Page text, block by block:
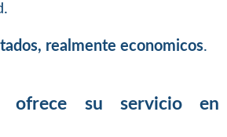
realmente economicos.
ofrece su servicio en